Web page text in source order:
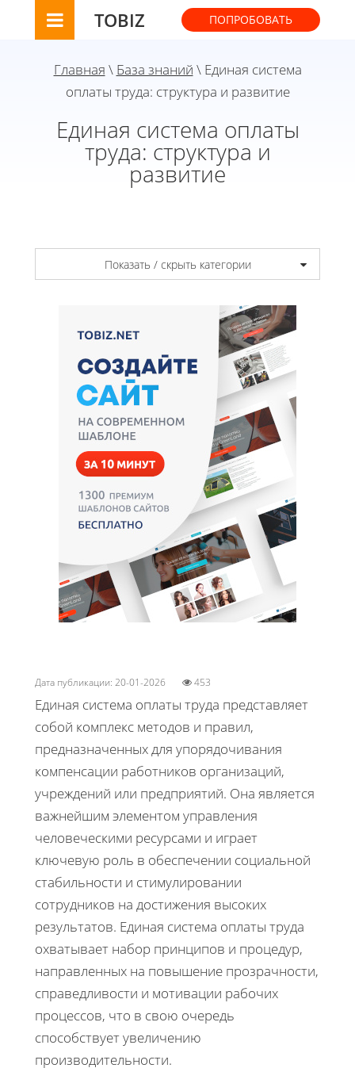
TOBIZ ПОПРОБОВАТЬ
Главная \ База знаний \ Единая система
оплаты труда: структура и развитие
Единая система оплаты
труда: структура и
развитие
Показать / скрыть категории
Дата публикации: 20-01-2026 453
Единая система оплаты труда представляет
собой комплекс методов и правил,
предназначенных для упорядочивания
компенсации работников организаций,
учреждений или предприятий. Она является
важнейшим элементом управления
человеческими ресурсами и играет
ключевую роль в обеспечении социальной
стабильности и стимулировании
сотрудников на достижения высоких
результатов. Единая система оплаты труда
охватывает набор принципов и процедур,
направленных на повышение прозрачности,
справедливости и мотивации рабочих
процессов, что в свою очередь
способствует увеличению
производительности.